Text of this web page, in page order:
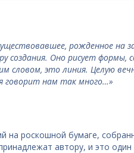
рожденное на
создания. Оно рисует формы,
словом, это линия. Целую
говорит нам так много…»
на роскошной бумаге,
автору, и это один